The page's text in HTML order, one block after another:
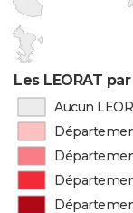
Les LEORAT
Aucun